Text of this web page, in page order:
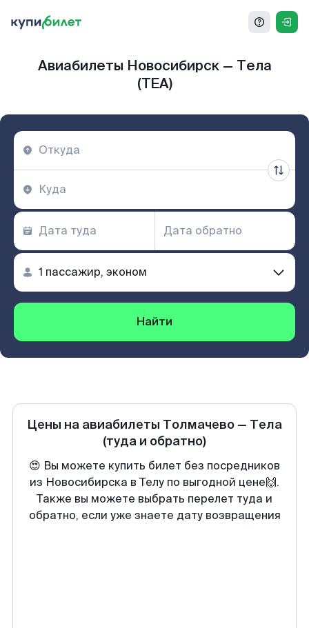
Авиабилеты Новосибирск — Тела
(TEA)
Найти
Цены на авиабилеты Толмачево — Тела
(туда и обратно)
😍 Вы можете купить билет без посредников
из Новосибирска в Телу по выгодной цене🙌.
Также вы можете выбрать перелет туда и
обратно, если уже знаете дату возвращения